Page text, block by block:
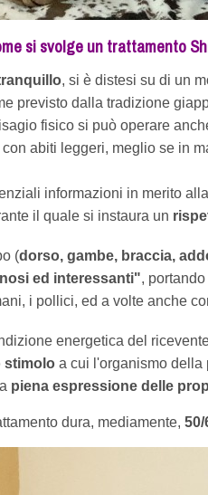
si svolge un trattamento
, si è distesi su di un
previsto dalla tradizione
fisico si può operare
con abiti leggeri, meglio se in
informazioni in merito
il quale si instaura un
(dorso, gambe, braccia,
ed interessanti",
i pollici, ed a volte anche
energetica del
stimoloa cui l'organismo della
piena espressione delle
dura, mediamente,